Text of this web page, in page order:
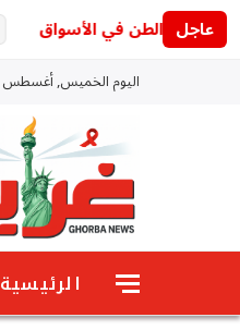
عاجل
اليوم الخميس, أغسطس 6, 2026
الرئيسية